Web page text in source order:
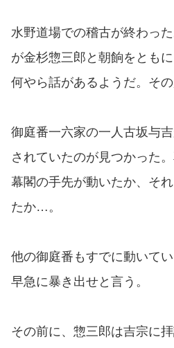
水野道場での稽古が終わっ
が金杉惣三郎と朝餉をとも
何やら話があるようだ。そ
御庭番一六家の一人古坂与
されていたのが見つかった
幕閣の手先が動いたか、そ
たか…。
他の御庭番もすでに動いて
早急に暴き出せと言う。
その前に、惣三郎は吉宗に